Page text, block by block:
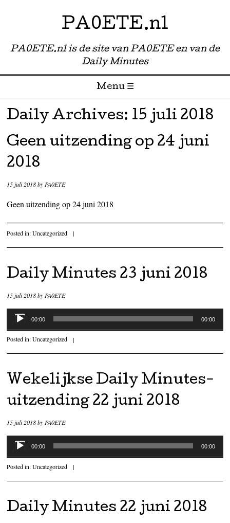
PA0ETE.nl
PA0ETE.nl is de site van PA0ETE en van de
Daily Minutes
Menu ☰
Skip to content
Daily Archives: 15 juli 2018
Geen uitzending op 24 juni
2018
15 juli 2018byPA0ETE
Geen uitzending op 24 juni 2018
Posted in:Uncategorized |
Daily Minutes 23 juni 2018
15 juli 2018by PA0ETE
Audiospeler
00:00 00:00
Posted in:Uncategorized |
Wekelijkse Daily Minutes-
uitzending 22 juni 2018
15 juli 2018byPA0ETE
Audiospeler
00:00 00:00
Posted in:Uncategorized |
Daily Minutes 22 juni 2018